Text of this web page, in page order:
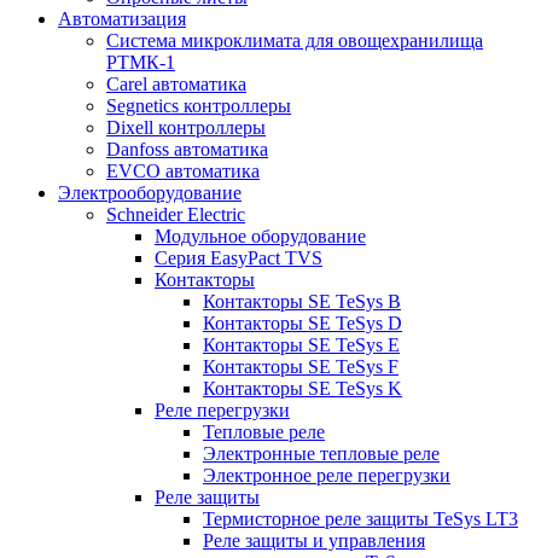
Автоматизация
Система микроклимата для овощехранилища
РТМК-1
Carel автоматика
Segnetics контроллеры
Dixell контроллеры
Danfoss автоматика
EVCO автоматика
Электрооборудование
Schneider Electric
Модульное оборудование
Серия EasyPact TVS
Контакторы
Контакторы SE TeSys B
Контакторы SE TeSys D
Контакторы SE TeSys E
Контакторы SE TeSys F
Контакторы SE TeSys K
Реле перегрузки
Тепловые реле
Электронные тепловые реле
Электронное реле перегрузки
Реле защиты
Термисторное реле защиты TeSys LT3
Реле защиты и управления